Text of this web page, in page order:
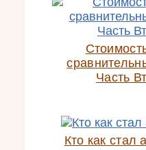
Часть
Кто как стал